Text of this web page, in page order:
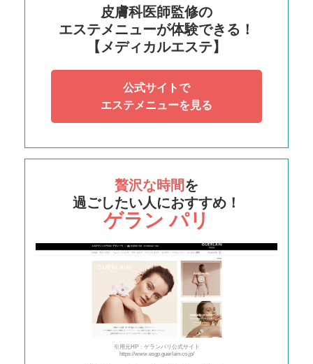
皮膚科医師監修の
エステメニューが体験できる！
【メディカルエステ】
公式サイトで
エステメニューを見る
贅沢な時間 を
過ごしたい人におすすめ！
ゲラン パリ
引用元HP：ゲランパリ公式サイト
https://www.esgp.guerlain.co.jp/